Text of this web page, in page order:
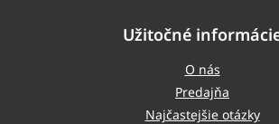
Užitočné
O nás
Predajňa
Najčastejšie otázky